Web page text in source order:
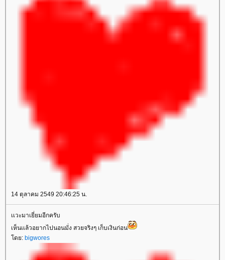
14 ตุลาคม 2549 20:46:25 น.
เเวะมาเยี่ยมอีกครับ
เห็นเเล้วอยากไปนอนมั่ง สวยจริงๆ เก็บเงินก่อน
ดย: bigwores